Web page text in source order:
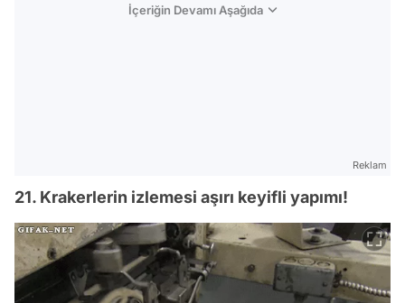
İçeriğin Devamı Aşağıda
Reklam
21. Krakerlerin izlemesi aşırı keyifli yapımı!